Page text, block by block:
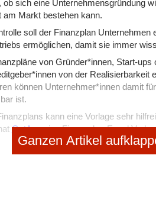
sich eine Unternehmensgründung
am Markt bestehen kann.
soll der Finanzplan Unternehmen
ermöglichen, damit sie immer
von Gründer*innen, Start-
von der Realisierbarkeit
können Unternehmer*innen damit
ist.
kann eine Vorlage sehr
GetAppeine Finanzplan-Excel
Ganzen Artikel